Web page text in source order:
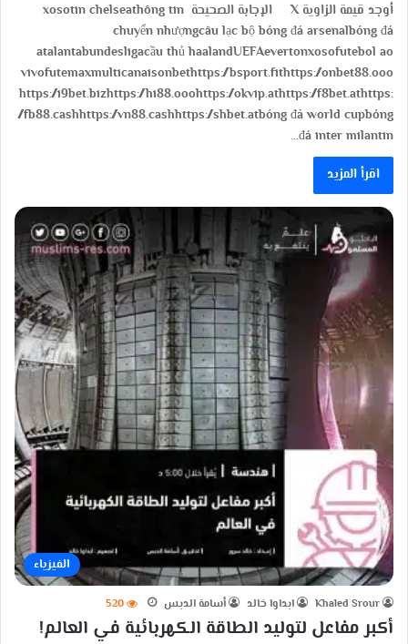
أوجد قيمة الزاوية X الإجابة الصحيحة xosotin chelseathông tin
chuyển nhượngcâu lạc bộ bóng đá arsenalbóng đá
atalantabundesligacầu thủ haalandUEFAevertonxosofutebol ao
vivofutemaxmulticanaisonbethttps://bsport.fithttps://onbet88.ooo
https://i9bet.bizhttps://hi88.ooohttps://okvip.athttps://f8bet.athttps:
//fb88.cashhttps://vn88.cashhttps://shbet.atbóng đá world cupbóng
đá inter milantin…
اقرأ المزيد
الفيزياء
Khaled Srour ابداوا خالد أسامة الدبس 520
أكبر مفاعل لتوليد الطاقة الكهربائية في العالم!